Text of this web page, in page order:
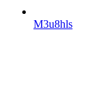
M3u8hls